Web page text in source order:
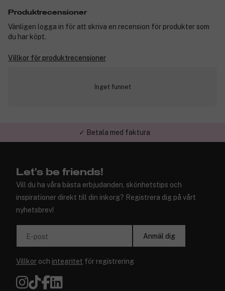
Produktrecensioner
Vänligen logga in för att skriva en recension för produkter som
du har köpt.
Villkor för produktrecensioner
Inget funnet
✓ Betala med faktura
Let's be friends!
Vill du ha våra bästa erbjudanden, skönhetstips och
inspirationer direkt till din inkorg? Registrera dig på vårt
nyhetsbrev!
E-post Anmäl dig
Villkor och integritet för registrering